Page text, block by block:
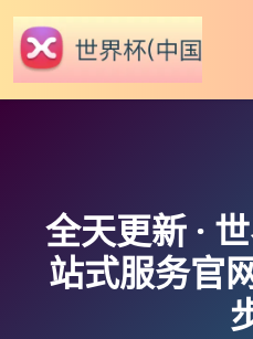
全天更新 ·
站式服务官